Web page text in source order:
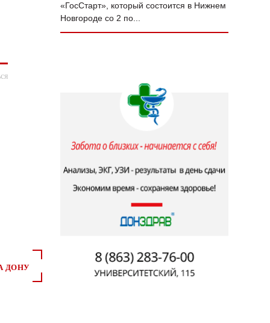
ДОНУ
«ГосСтарт», который состоится в Нижнем
Новгороде со 2 по...